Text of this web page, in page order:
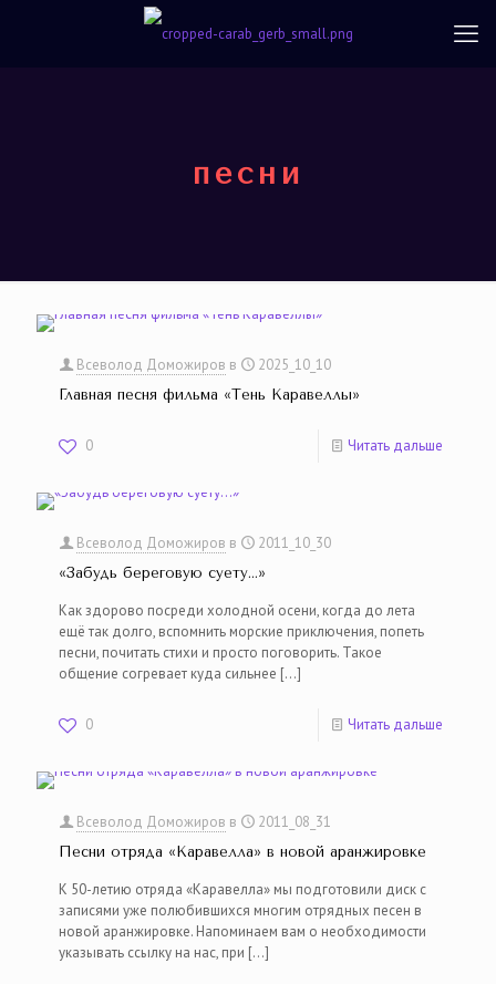
песни
Всеволод Доможиров в 2025_10_10
Главная песня фильма «Тень Каравеллы»
0 Читать дальше
Всеволод Доможиров в 2011_10_30
«Забудь береговую суету…»
Как здорово посреди холодной осени, когда до лета
ещё так долго, вспомнить морские приключения, попеть
песни, почитать стихи и просто поговорить. Такое
общение согревает куда сильнее […]
0 Читать дальше
Всеволод Доможиров в 2011_08_31
Песни отряда «Каравелла» в новой аранжировке
К 50-летию отряда «Каравелла» мы подготовили диск с
записями уже полюбившихся многим отрядных песен в
новой аранжировке. Напоминаем вам о необходимости
указывать ссылку на нас, при […]